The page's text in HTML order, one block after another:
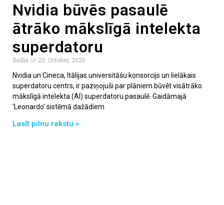
Nvidia būvēs pasaulē
ātrāko mākslīgā intelekta
superdatoru
Baiba
20. October, 2020
Nvidia un Cineca, Itālijas universitāšu konsorcijs un lielākais
superdatoru centrs, ir paziņojuši par plāniem būvēt visātrāko
mākslīgā intelekta (AI) superdatoru pasaulē. Gaidāmajā
‘Leonardo’ sistēmā dažādiem
Lasīt pilnu rakstu »